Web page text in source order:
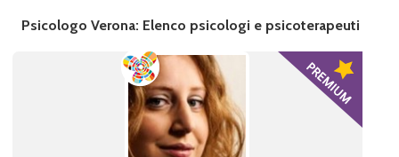
Psicologo Verona: Elenco psicologi e psicoterapeuti